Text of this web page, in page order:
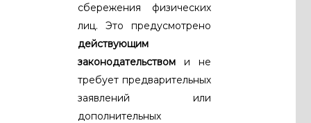
сбережения физических
лиц. Это предусмотрено
действующим
законодательством и не
требует предварительных
заявлений или
дополнительных